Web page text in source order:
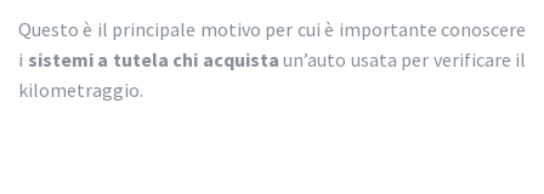
Questo è il principale motivo per cui è importante conoscere
i sistemi a tutela chi acquista un’auto usata per verificare il
kilometraggio.